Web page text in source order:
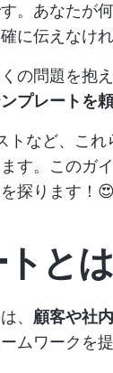
。あなたが
に伝えなけれ
の問題を抱
プレートを
トなど、これ
す。このガ
を探ります！😍
と
、 顧客や社
ムワークを提